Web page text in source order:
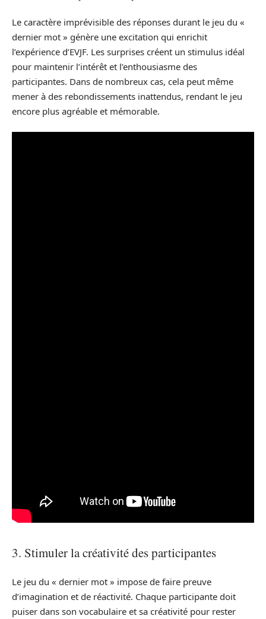
Le caractère imprévisible des réponses durant le jeu du «
dernier mot » génère une excitation qui enrichit
l’expérience d’EVJF. Les surprises créent un stimulus idéal
pour maintenir l’intérêt et l’enthousiasme des
participantes. Dans de nombreux cas, cela peut même
mener à des rebondissements inattendus, rendant le jeu
encore plus agréable et mémorable.
3. Stimuler la créativité des participantes
Le jeu du « dernier mot » impose de faire preuve
d’imagination et de réactivité. Chaque participante doit
puiser dans son vocabulaire et sa créativité pour rester